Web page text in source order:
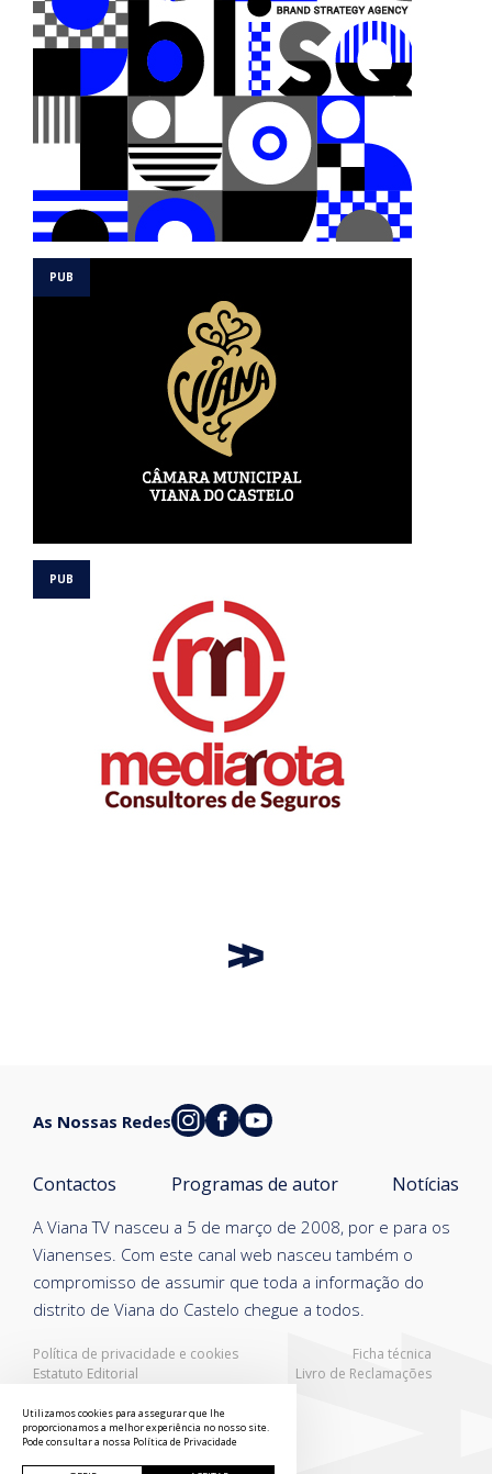
Política de privacidade e cookies
Ficha técnica
Estatuto Editorial
Livro de Reclamações
A Viana TV nasceu a 5 de março de 2008, por e para os
Vianenses. Com este canal web nasceu também o
compromisso de assumir que toda a informação do
distrito de Viana do Castelo chegue a todos.
Contactos Programas de autor Notícias
As Nossas Redes
Utilizamos cookies para assegurar que lhe
proporcionamos a melhor experiência no nosso site.
Pode consultar a nossa Política de Privacidade